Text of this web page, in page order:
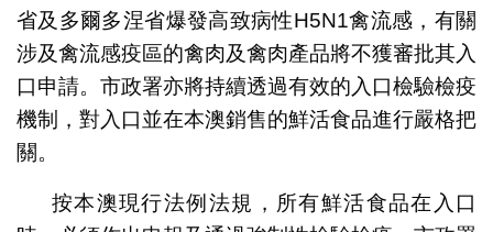
省及多爾多涅省爆發高致病性H5N1禽流感，有關
涉及禽流感疫區的禽肉及禽肉產品將不獲審批其入
口申請。市政署亦將持續透過有效的入口檢驗檢疫
機制，對入口並在本澳銷售的鮮活食品進行嚴格把
關。
按本澳現行法例法規，所有鮮活食品在入口